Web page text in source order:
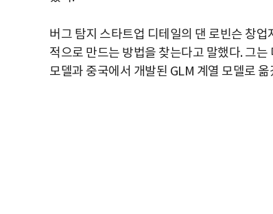
버그 탐지 스타트업 디테일의 댄 로빈슨 창
적으로 만드는 방법을 찾는다고 말했다. 그
모델과 중국에서 개발된 GLM 계열 모델로 옮